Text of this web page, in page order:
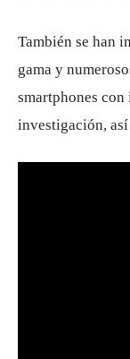
También se han
gama y
smartphones
investigación,